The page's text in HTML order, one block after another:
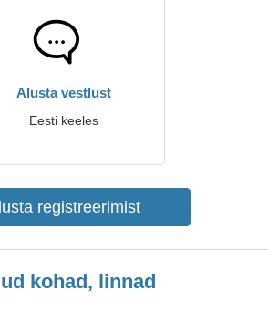
Alusta vestlust
Eesti keeles
registreerimist
kohad, linnad